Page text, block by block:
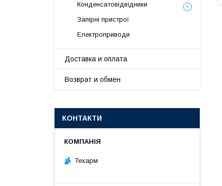
Конденсатовідвідники
Запірні пристрої
Електроприводи
Доставка и оплата
Возврат и обмен
КОНТАКТИ
Техарм